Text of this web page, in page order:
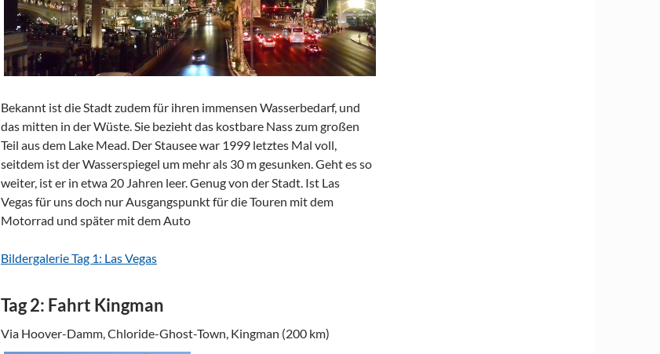
Bekannt ist die Stadt zudem für ihren immensen Wasserbedarf, und
das mitten in der Wüste. Sie bezieht das kostbare Nass zum großen
Teil aus dem Lake Mead. Der Stausee war 1999 letztes Mal voll,
seitdem ist der Wasserspiegel um mehr als 30 m gesunken. Geht es so
weiter, ist er in etwa 20 Jahren leer. Genug von der Stadt. Ist Las
Vegas für uns doch nur Ausgangspunkt für die Touren mit dem
Motorrad und später mit dem Auto
Bildergalerie Tag 1: Las Vegas
Tag 2: Fahrt Kingman
Via Hoover-Damm, Chloride-Ghost-Town, Kingman (200 km)